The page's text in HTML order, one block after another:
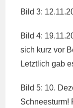
Bild 3:
Bild 4:
sich kurz vor
Letztlich gab
Bild 5: 10.
Schneesturm!